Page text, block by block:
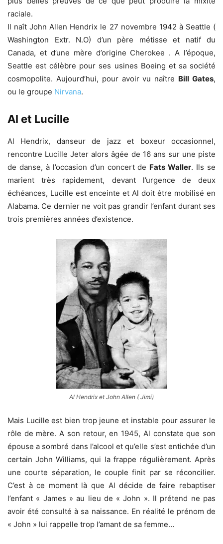
raciale.
Il naît John Allen Hendrix le 27 novembre 1942 à Seattle (
Washington Extr. N.O) d’un père métisse et natif du
Canada, et d’une mère d’origine Cherokee . A l’époque,
Seattle est célèbre pour ses usines Boeing et sa société
cosmopolite. Aujourd’hui, pour avoir vu naître Bill Gates,
ou le groupe Nirvana.
Al et Lucille
Al Hendrix, danseur de jazz et boxeur occasionnel,
rencontre Lucille Jeter alors âgée de 16 ans sur une piste
de danse, à l’occasion d’un concert de Fats Waller. Ils se
marient très rapidement, devant l’urgence de deux
échéances, Lucille est enceinte et Al doit être mobilisé en
Alabama. Ce dernier ne voit pas grandir l’enfant durant ses
trois premières années d’existence.
Al Hendrix et John Allen ( Jimi)
Mais Lucille est bien trop jeune et instable pour assurer le
rôle de mère. A son retour, en 1945, Al constate que son
épouse a sombré dans l’alcool et qu’elle s’est entichée d’un
certain John Williams, qui la frappe régulièrement. Après
une courte séparation, le couple finit par se réconcilier.
C’est à ce moment là que Al décide de faire rebaptiser
l’enfant « James » au lieu de « John ». Il prétend ne pas
avoir été consulté à sa naissance. En réalité le prénom de
« John » lui rappelle trop l’amant de sa femme…